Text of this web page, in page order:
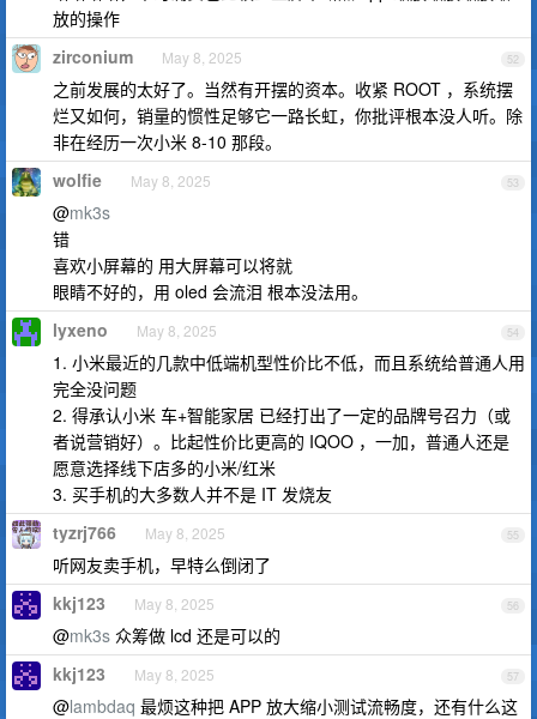
放的操作
52
zirconium May 8, 2025
之前发展的太好了。当然有开摆的资本。收紧 ROOT ，系统摆
烂又如何，销量的惯性足够它一路长虹，你批评根本没人听。除
非在经历一次小米 8-10 那段。
53
wolfie May 8, 2025
@mk3s
错
喜欢小屏幕的 用大屏幕可以将就
眼睛不好的，用 oled 会流泪 根本没法用。
54
lyxeno May 8, 2025
1. 小米最近的几款中低端机型性价比不低，而且系统给普通人用
完全没问题
2. 得承认小米 车+智能家居 已经打出了一定的品牌号召力（或
者说营销好）。比起性价比更高的 IQOO ，一加，普通人还是
愿意选择线下店多的小米/红米
3. 买手机的大多数人并不是 IT 发烧友
55
tyzrj766 May 8, 2025
听网友卖手机，早特么倒闭了
56
kkj123 May 8, 2025
@mk3s 众筹做 lcd 还是可以的
57
kkj123 May 8, 2025
@lambdaq 最烦这种把 APP 放大缩小测试流畅度，还有什么这